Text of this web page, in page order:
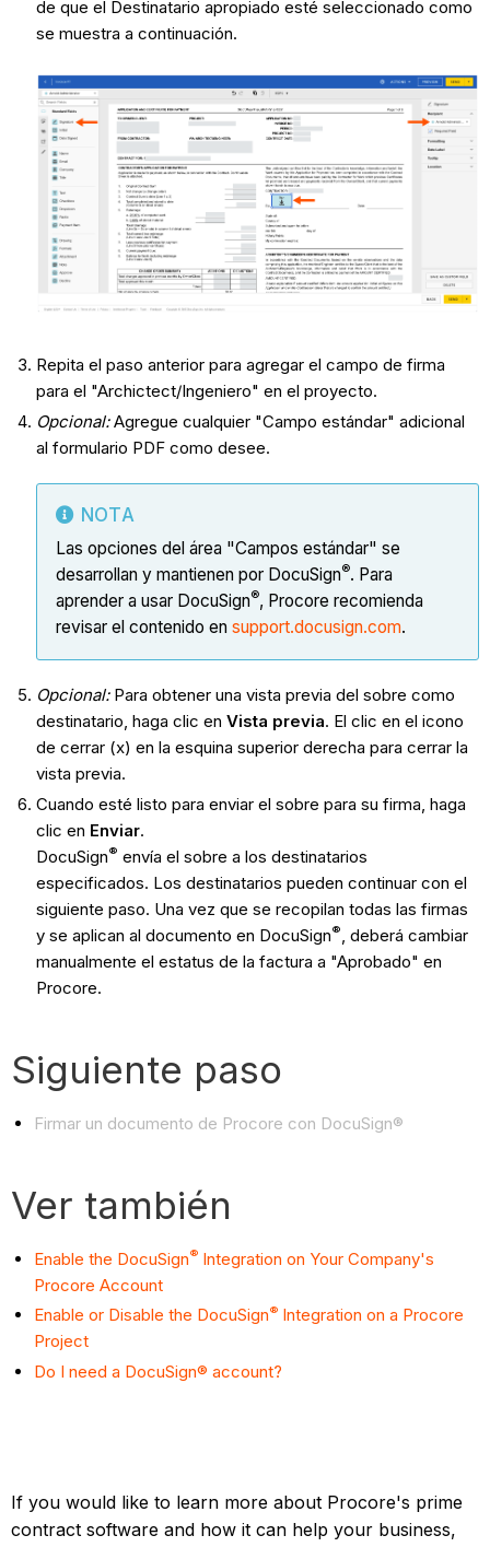
de que el Destinatario apropiado esté seleccionado como
se muestra a continuación.
Repita el paso anterior para agregar el campo de firma
para el "Archictect/Ingeniero" en el proyecto.
Opcional:Agregue cualquier "Campo estándar" adicional
al formulario PDF como desee.
NOTA
Las opciones del área "Campos estándar" se
desarrollan y mantienen por DocuSign®. Para
aprender a usar DocuSign®, Procore recomienda
revisar el contenido en support.docusign.com.
Opcional: Para obtener una vista previa del sobre como
destinatario, haga clic en Vista previa. El clic en el icono
de cerrar (x) en la esquina superior derecha para cerrar la
vista previa.
Cuando esté listo para enviar el sobre para su firma, haga
clic en Enviar.
DocuSign® envía el sobre a los destinatarios
especificados. Los destinatarios pueden continuar con el
siguiente paso. Una vez que se recopilan todas las firmas
y se aplican al documento en DocuSign®
, deberá cambiar
manualmente el estatus de la factura a "Aprobado" en
Procore.
Siguiente paso
Firmar un documento de Procore con DocuSign®
Ver también
Enable the DocuSign® Integration on Your Company's
Procore Account
Enable or Disable the DocuSign® Integration on a Procore
Project
Do I need a DocuSign® account?
If you would like to learn more about Procore's prime
contract software and how it can help your business,